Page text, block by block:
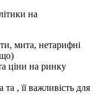
на
мита, нетарифні
ціни на ринку
, її важливість для